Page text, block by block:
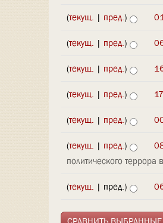
(текущ. | пред.)
(текущ. | пред.)
(текущ. | пред.)
(текущ. | пред.)
(текущ. | пред.)
(текущ. | пред.)
политического террора
(текущ. | пред.)